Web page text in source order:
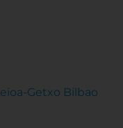
Getxo Bilbao